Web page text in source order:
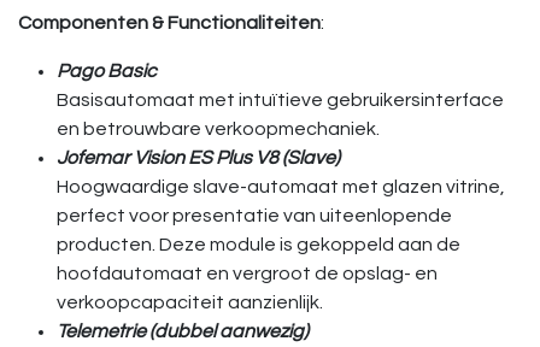
Componenten & Functionaliteiten:
Pago Basic
Basisautomaat met intuïtieve gebruikersinterface
en betrouwbare verkoopmechaniek.
Jofemar Vision ES Plus V8 (Slave)
Hoogwaardige slave-automaat met glazen vitrine,
perfect voor presentatie van uiteenlopende
producten. Deze module is gekoppeld aan de
hoofdautomaat en vergroot de opslag- en
verkoopcapaciteit aanzienlijk.
Telemetrie (dubbel aanwezig)